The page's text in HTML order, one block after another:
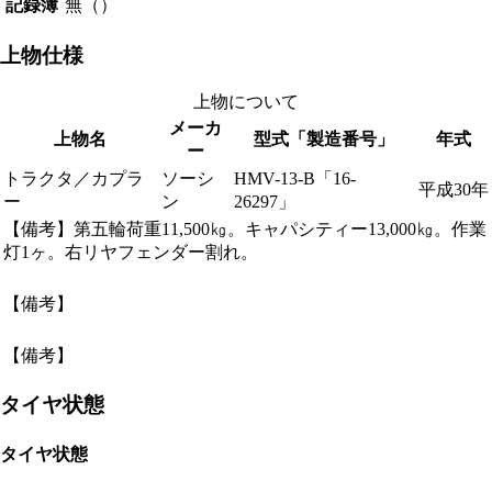
記録簿 無（）
上物仕様
上物について
上物名
メーカ
ー
型式「製造番号」 年式
トラクタ／カプラ
ー
ソーシ
ン
HMV-13-B「16-
26297」
平成30年
【備考】第五輪荷重11,500㎏。キャパシティー13,000㎏。作業
灯1ヶ。右リヤフェンダー割れ。
【備考】
【備考】
タイヤ状態
タイヤ状態